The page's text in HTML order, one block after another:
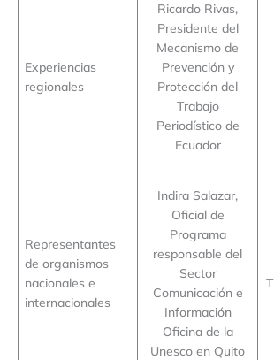
Experiencias
regionales
Ricardo Rivas,
Presidente del
Mecanismo de
Prevención y
Protección del
Trabajo
Periodístico de
Ecuador
Representantes
de organismos
nacionales e
internacionales
Indira Salazar,
Oficial de
Programa
responsable del
Sector
Comunicación e
Información
Oficina de la
Unesco en Quito